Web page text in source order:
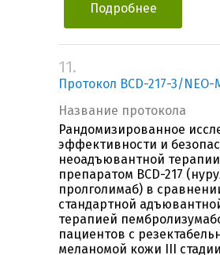
Подробнее
11.
Протокол BCD-217-3/NEO-
Название протокола
Рандомизированное
эффективности и
неоадъювантной терапии
препаратом BCD-217
пролголимаб) в
стандартной
терапией
пациентов с
меланомой кожи III стадии